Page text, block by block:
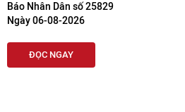
Báo Nhân Dân số 25829
Ngày 06-08-2026
ĐỌC NGAY